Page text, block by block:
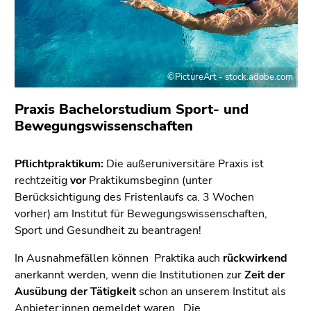
Sie diesen
Link.
Zum
Inhalt
1)
Zur
(Zugriffstaste
2)
Zur
Hauptnavigation
(Zugriffstaste
Zur
Unternavigation
(Zugriffstaste
Praxis Bachelorstudium Sport- und
Bewegungswissenschaften
Pflichtpraktikum: Die außeruniversitäre Praxis ist
rechtzeitigvorPraktikumsbeginn (unter
Berücksichtigung des Fristenlaufs ca. 3 Wochen
vorher) am Institut für Bewegungswissenschaften,
Sport und Gesundheit zu beantragen!
In Ausnahmefällen können Praktika auch rückwirkend
anerkannt werden, wenn die Institutionen zurZeit der
Ausübung der Tätigkeitschon an unserem Institut als
©PictureArt - stock.adobe.com